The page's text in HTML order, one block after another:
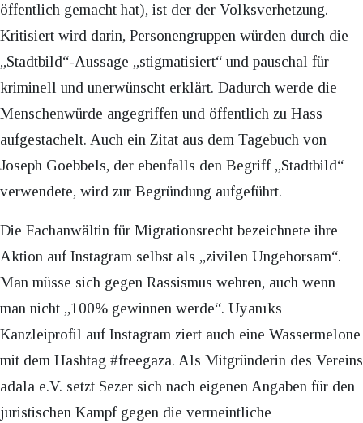
öffentlich gemacht hat), ist der der Volksverhetzung.
Kritisiert wird darin, Personengruppen würden durch die
„Stadtbild“-Aussage „stigmatisiert“ und pauschal für
kriminell und unerwünscht erklärt. Dadurch werde die
Menschenwürde angegriffen und öffentlich zu Hass
aufgestachelt. Auch ein Zitat aus dem Tagebuch von
Joseph Goebbels, der ebenfalls den Begriff „Stadtbild“
verwendete, wird zur Begründung aufgeführt.
Die Fachanwältin für Migrationsrecht bezeichnete ihre
Aktion auf Instagram selbst als „zivilen Ungehorsam“.
Man müsse sich gegen Rassismus wehren, auch wenn
man nicht „100% gewinnen werde“. Uyanıks
Kanzleiprofil auf Instagram ziert auch eine Wassermelone
mit dem Hashtag #freegaza. Als Mitgründerin des Vereins
adala e.V. setzt Sezer sich nach eigenen Angaben für den
juristischen Kampf gegen die vermeintliche